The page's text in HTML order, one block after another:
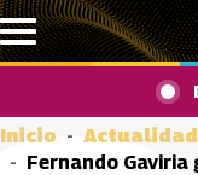
Pasar al contenido
Inicio Actualidad
Fernando